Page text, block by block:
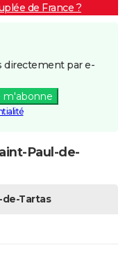
de France ?
directement par e-
m'abonne
Paul-de-
de-Tartas